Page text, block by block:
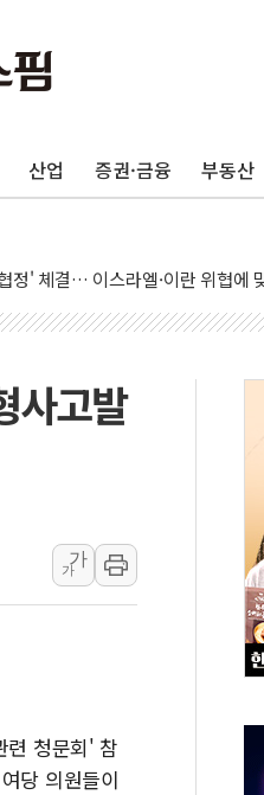
산업 증권·금융 부동산
금리 인상 가능성 낮아지며 상승…
9월 동결 전망 우세
이르면 다음 주"
단 명령…트럼프 제동
"또 개입했나" 촉각
고용 쇼크에 반도체주 '활짝'
인상 우려 후퇴…나스닥 선물 1%
·클라우드플레어·태양광주↑
실종자 7359명 끝까지 찾겠다"
의' 주재… "전폭적 공급 확대·속
부과…美 태양광주 급등
사고발
가
가
련 청문회' 참
당 의원들이